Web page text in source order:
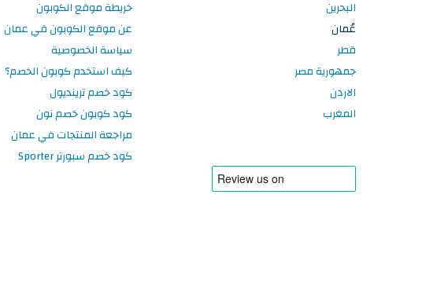
البحرين
عُمان
قطر
جمهورية مصر
الاردن
المغرب
خريطة موقع الكوبون
عن موقع الكوبون في عمان
سياسة الخصوصية
كيف استخدم كوبون الخصم؟
كود خصم ترينديول
كود كوبون خصم نون
مراجعة المنتجات في عمان
كود خصم سبورتر Sporter